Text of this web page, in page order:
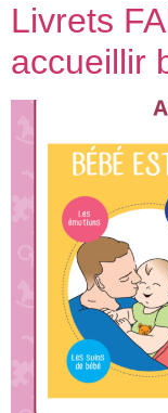
Livrets
accueillir